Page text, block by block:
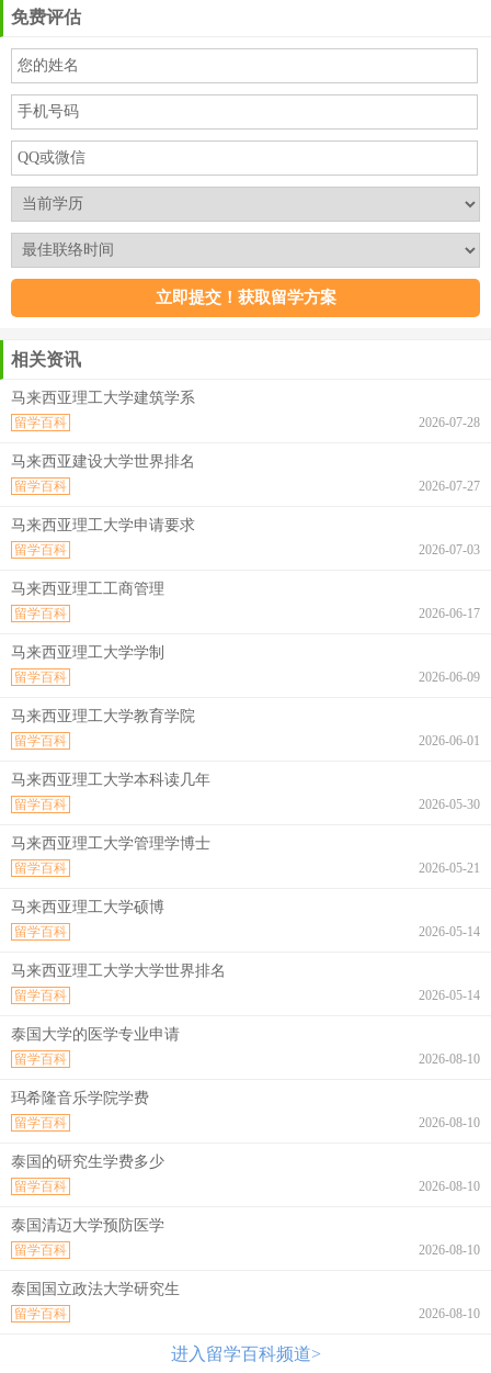
免费评估
相关资讯
马来西亚理工大学建筑学系
2026-07-28
留学百科
马来西亚建设大学世界排名
2026-07-27
留学百科
马来西亚理工大学申请要求
2026-07-03
留学百科
马来西亚理工工商管理
2026-06-17
留学百科
马来西亚理工大学学制
2026-06-09
留学百科
马来西亚理工大学教育学院
2026-06-01
留学百科
马来西亚理工大学本科读几年
2026-05-30
留学百科
马来西亚理工大学管理学博士
2026-05-21
留学百科
马来西亚理工大学硕博
2026-05-14
留学百科
马来西亚理工大学大学世界排名
2026-05-14
留学百科
泰国大学的医学专业申请
2026-08-10
留学百科
玛希隆音乐学院学费
2026-08-10
留学百科
泰国的研究生学费多少
2026-08-10
留学百科
泰国清迈大学预防医学
2026-08-10
留学百科
泰国国立政法大学研究生
2026-08-10
留学百科
进入留学百科频道>